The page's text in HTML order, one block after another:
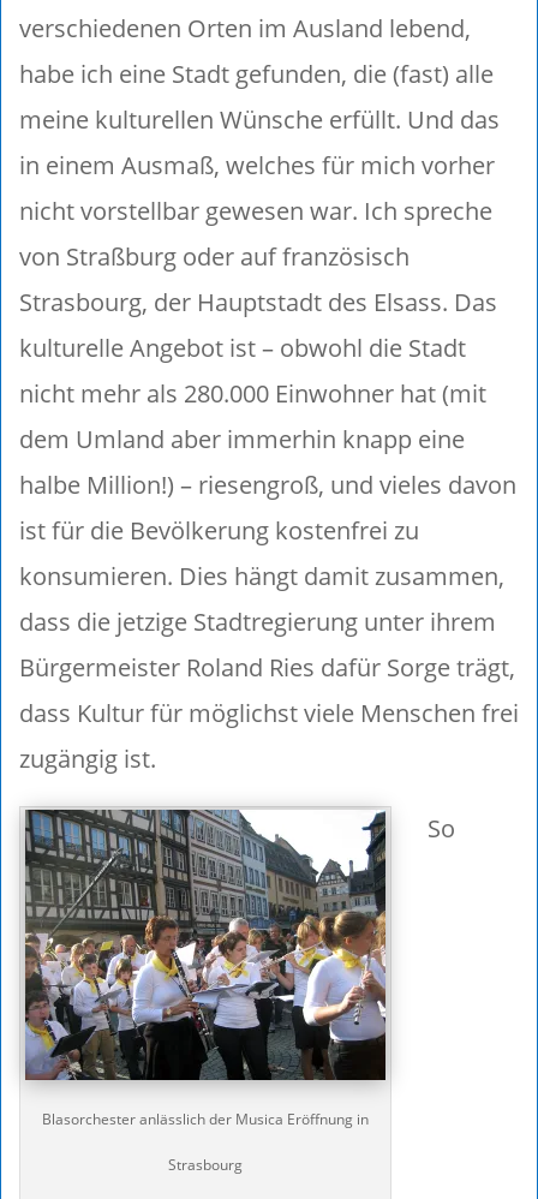
verschiedenen Orten im Ausland lebend,
habe ich eine Stadt gefunden, die (fast) alle
meine kulturellen Wünsche erfüllt. Und das
in einem Ausmaß, welches für mich vorher
nicht vorstellbar gewesen war. Ich spreche
von Straßburg oder auf französisch
Strasbourg, der Hauptstadt des Elsass. Das
kulturelle Angebot ist – obwohl die Stadt
nicht mehr als 280.000 Einwohner hat (mit
dem Umland aber immerhin knapp eine
halbe Million!) – riesengroß, und vieles davon
ist für die Bevölkerung kostenfrei zu
konsumieren. Dies hängt damit zusammen,
dass die jetzige Stadtregierung unter ihrem
Bürgermeister Roland Ries dafür Sorge trägt,
dass Kultur für möglichst viele Menschen frei
zugängig ist.
Blasorchester anlässlich der Musica Eröffnung in
Strasbourg
So